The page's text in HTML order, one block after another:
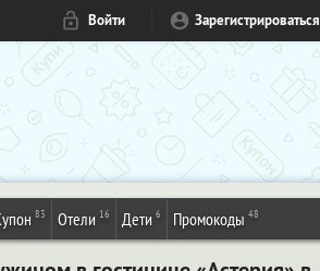
Войти Зарегистрироваться
83 Отели 16 Дети 6 Промокоды 48